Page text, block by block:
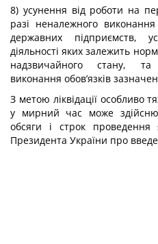
8) усунення від роботи на
разі неналежного виконання
державних підприємств,
діяльності яких залежить
надзвичайного стану, та
виконання обов’язків
З метою ліквідації особливо
у мирний час може
обсяги і строк проведення
Президента України про